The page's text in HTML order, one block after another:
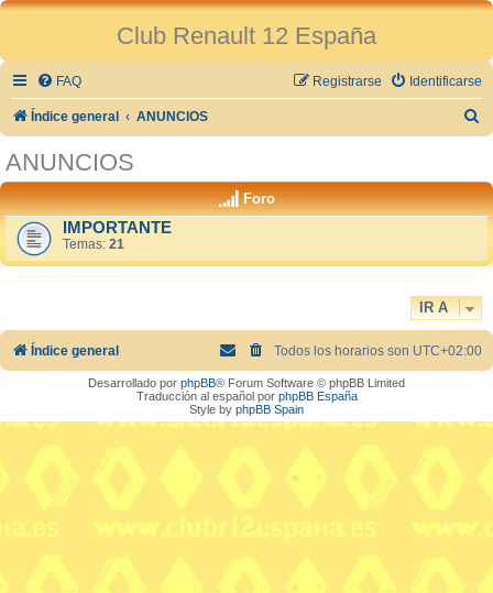
Club Renault 12 España
FAQ Identificarse
Registrarse
Índice general ANUNCIOS
c
r
ANUNCIOS
Foro
IMPORTANTE
Temas: 21
IR A
Índice general Todos los horarios son UTC+02:00
Desarrollado por phpBB® Forum Software © phpBB Limited
Traducción al español por phpBB España
Style by phpBB Spain